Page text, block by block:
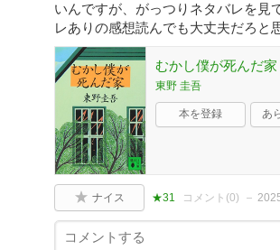
いんですが、がっつりネタバレを見
レありの感想読んでも大丈夫だろと
むかし僕が死んだ
東野 圭吾
本を登録 あ
ナイス ★31 コメント(0)